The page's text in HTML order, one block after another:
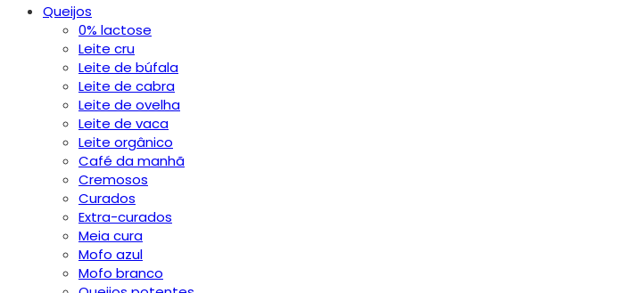
Queijos
0% lactose
Leite cru
Leite de búfala
Leite de cabra
Leite de ovelha
Leite de vaca
Leite orgânico
Café da manhã
Cremosos
Curados
Extra-curados
Meia cura
Mofo azul
Mofo branco